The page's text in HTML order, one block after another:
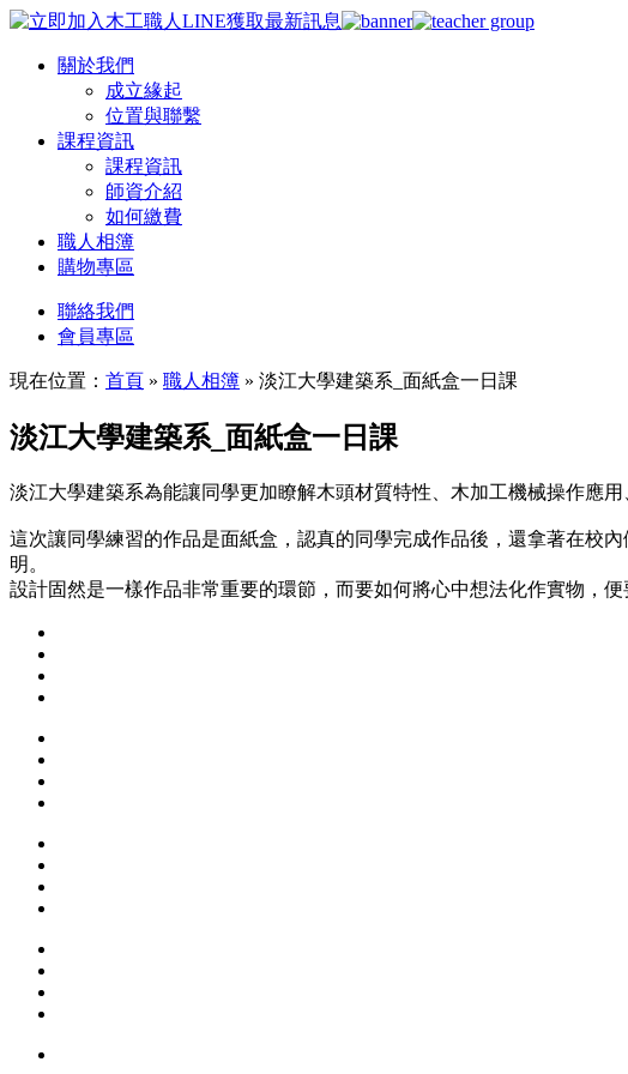
關於我們
成立緣起
位置與聯繫
課程資訊
課程資訊
師資介紹
如何繳費
職人相簿
購物專區
聯絡我們
會員專區
現在位置： 首頁 » 職人相簿 » 淡江大學建築系_面紙盒一日課
淡江大學建築系_面紙盒一日課
淡江大學建築系為能讓同學更加瞭解木頭材質特性、木加工機械操作應
這次讓同學練習的作品是面紙盒，認真的同學完成作品後，還拿著在校
明。
設計固然是一樣作品非常重要的環節，而要如何將心中想法化作實物，